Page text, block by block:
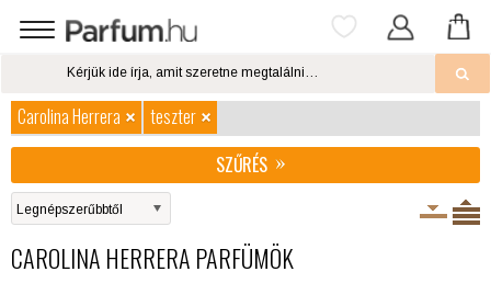
Carolina Herrera
teszter
SZŰRÉS
CAROLINA HERRERA PARFÜMÖK